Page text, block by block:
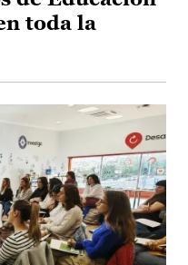
toda la